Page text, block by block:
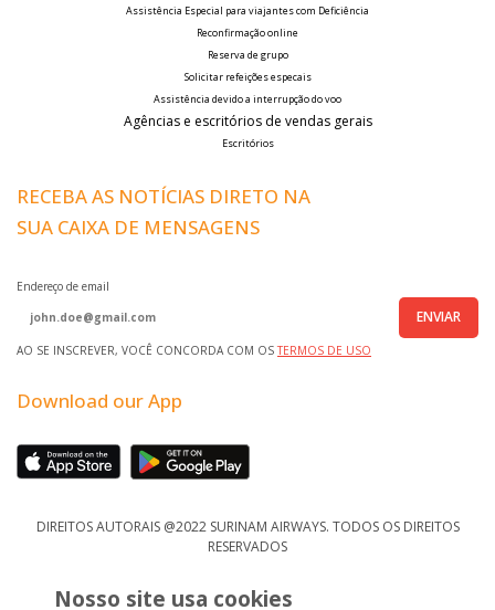
Assistência Especial para viajantes com Deficiência
Reconfirmação online
Reserva de grupo
Solicitar refeições especais
Assistência devido a interrupção do voo
Agências e escritórios de vendas gerais
Escritórios
RECEBA AS NOTÍCIAS DIRETO NA
SUA CAIXA DE MENSAGENS
Endereço de email
ENVIAR
AO SE INSCREVER, VOCÊ CONCORDA COM OSTERMOS DE USO
Download our App
DIREITOS AUTORAIS @2022 SURINAM AIRWAYS. TODOS OS DIREITOS
RESERVADOS
Nosso site usa cookies